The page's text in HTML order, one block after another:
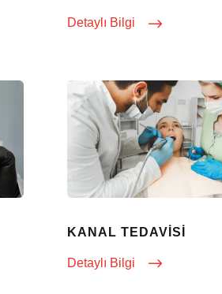
Detaylı Bilgi
KANAL TEDAVISI
Detaylı Bilgi